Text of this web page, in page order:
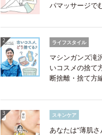
パマッサージで
ライフスタイル
マシンガンズ滝
いコスメの捨て
断捨離・捨て方
スキンケア
あなたは“薄肌